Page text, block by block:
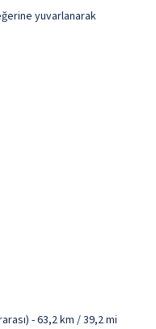
yuvarlanarak
- 63,2 km / 39,2 mi